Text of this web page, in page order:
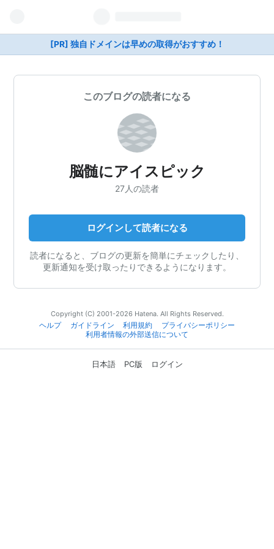
[PR] 独自ドメインは早めの取得がおすすめ！
このブログの読者になる
脳髄にアイスピック
27人の読者
ログインして読者になる
読者になると、ブログの更新を簡単にチェックしたり、
更新通知を受け取ったりできるようになります。
Copyright (C) 2001-2026 Hatena. All Rights Reserved.
ヘルプ
ガイドライン 利用規約
プライバシーポリシー
利用者情報の外部送信について
日本語 PC版 ログイン